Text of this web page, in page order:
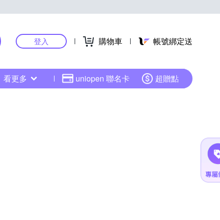
登入 購物車 帳號綁定送
看更多 uniopen 聯名卡 超贈點